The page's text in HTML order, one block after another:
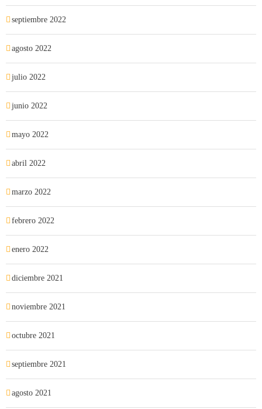
septiembre 2022
agosto 2022
julio 2022
junio 2022
mayo 2022
abril 2022
marzo 2022
febrero 2022
enero 2022
diciembre 2021
noviembre 2021
octubre 2021
septiembre 2021
agosto 2021